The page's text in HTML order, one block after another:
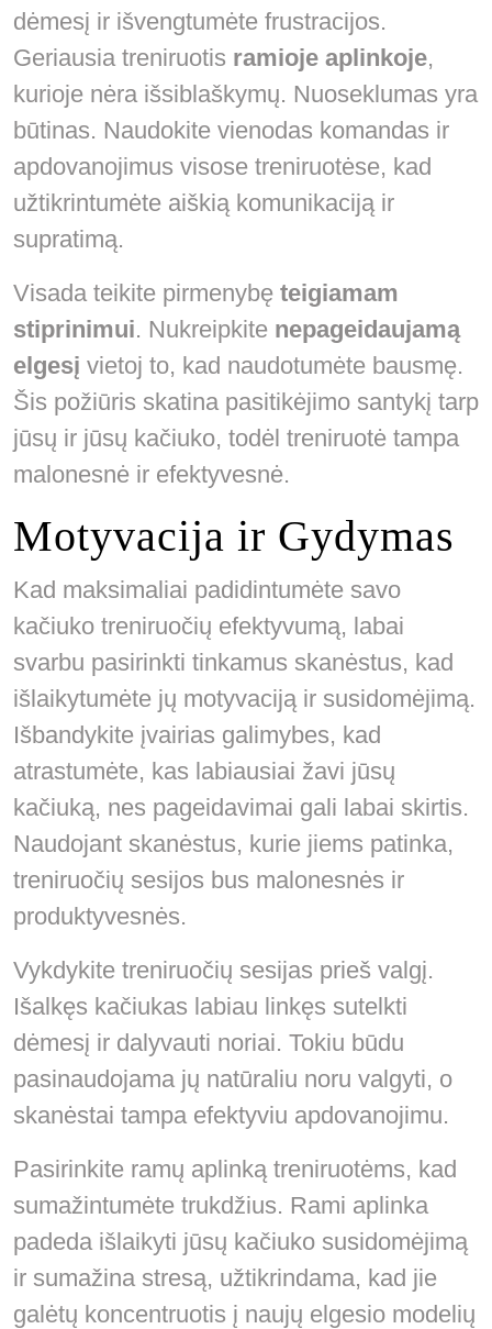
dėmesį ir išvengtumėte frustracijos.
Geriausia treniruotis ramioje aplinkoje,
kurioje nėra išsiblaškymų. Nuoseklumas yra
būtinas. Naudokite vienodas komandas ir
apdovanojimus visose treniruotėse, kad
užtikrintumėte aiškią komunikaciją ir
supratimą.
Visada teikite pirmenybę teigiamam
stiprinimui. Nukreipkite nepageidaujamą
elgesį vietoj to, kad naudotumėte bausmę.
Šis požiūris skatina pasitikėjimo santykį tarp
jūsų ir jūsų kačiuko, todėl treniruotė tampa
malonesnė ir efektyvesnė.
Motyvacija ir Gydymas
Kad maksimaliai padidintumėte savo
kačiuko treniruočių efektyvumą, labai
svarbu pasirinkti tinkamus skanėstus, kad
išlaikytumėte jų motyvaciją ir susidomėjimą.
Išbandykite įvairias galimybes, kad
atrastumėte, kas labiausiai žavi jūsų
kačiuką, nes pageidavimai gali labai skirtis.
Naudojant skanėstus, kurie jiems patinka,
treniruočių sesijos bus malonesnės ir
produktyvesnės.
Vykdykite treniruočių sesijas prieš valgį.
Išalkęs kačiukas labiau linkęs sutelkti
dėmesį ir dalyvauti noriai. Tokiu būdu
pasinaudojama jų natūraliu noru valgyti, o
skanėstai tampa efektyviu apdovanojimu.
Pasirinkite ramų aplinką treniruotėms, kad
sumažintumėte trukdžius. Rami aplinka
padeda išlaikyti jūsų kačiuko susidomėjimą
ir sumažina stresą, užtikrindama, kad jie
galėtų koncentruotis į naujų elgesio modelių